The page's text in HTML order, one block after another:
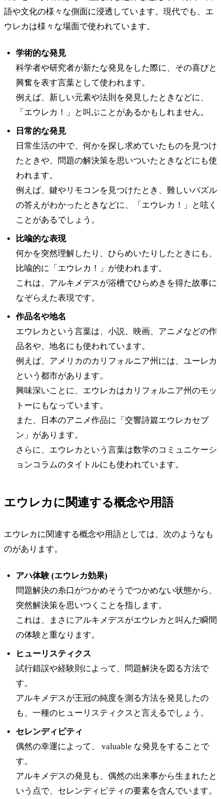
語や文化の様々な側面に浸透しています。現代でも、エ
ウレカは様々な場面で使われています。
学術的な発見
科学者や研究者が新たな発見をした際に、その喜びと
興奮を表す言葉として使われます。
例えば、新しい元素や法則を発見したときなどに、
「エウレカ！」と叫ぶことがあるかもしれません。
日常的な発見
日常生活の中で、何かを探し求めていたものを見つけ
たときや、問題の解決策を思いついたときなどにも使
われます。
例えば、鍵やリモコンを見つけたとき、難しいパズル
の答えがわかったときなどに、「エウレカ！」と呟く
ことがあるでしょう。
比喩的な表現
何かを突然理解したり、ひらめいたりしたときにも、
比喩的に「エウレカ！」が使われます。
これは、アルキメデスが浴槽でひらめきを得た故事に
なぞらえた表現です。
作品名や地名
エウレカという言葉は、小説、映画、アニメなどの作
品名や、地名にも使われています。
例えば、アメリカのカリフォルニア州には、ユーレカ
という都市があります。
興味深いことに、エウレカはカリフォルニア州のモッ
トーにもなっています。
また、日本のアニメ作品に「交響詩篇エウレカセブ
ン」があります。
さらに、エウレカという言葉は数学のコミュニケーシ
ョンコラムのタイトルにも使われています。
エウレカに関連する概念や用語
エウレカに関連する概念や用語としては、次のようなも
のがあります。
アハ体験 (エウレカ効果)
問題解決の糸口がつかめそうでつかめない状態から、
突然解決策を思いつくことを指します。
これは、まさにアルキメデスがエウレカと叫んだ瞬間
の体験と重なります。
ヒューリスティクス
試行錯誤や経験則によって、問題解決を図る方法で
す。
アルキメデスが王冠の純度を測る方法を発見したの
も、一種のヒューリスティクスと言えるでしょう。
セレンディピティ
偶然の幸運によって、 valuable な発見をすることで
す。
アルキメデスの発見も、偶然の出来事から生まれたと
いう点で、セレンディピティの要素を含んでいます。